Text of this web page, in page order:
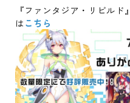
『ファンタジア・リビル
はこちら